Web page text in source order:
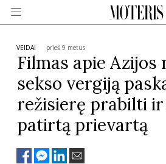
VEIDAI
MONARCHIJA
MADA
VEIDAI prieš 9 metus
Filmas apie Azijos
sekso vergiją
režisierę prabilti ir
patirtą prievartą